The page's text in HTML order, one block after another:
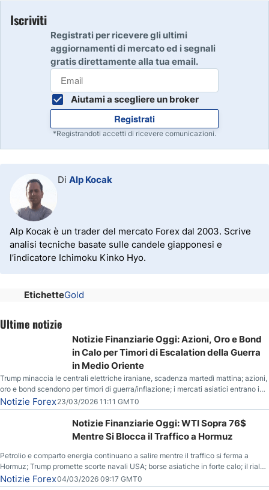
Iscriviti
Registrati per ricevere gli ultimi
aggiornamenti di mercato ed i segnali
gratis direttamente alla tua email.
Aiutami a scegliere un broker
Registrati
*Registrandoti accetti di ricevere comunicazioni.
Di Alp Kocak
Alp Kocak è un trader del mercato Forex dal 2003. Scrive
analisi tecniche basate sulle candele giapponesi e
l’indicatore Ichimoku Kinko Hyo.
EtichetteGold
Ultime notizie
Notizie Finanziarie Oggi: Azioni, Oro e Bond
in Calo per Timori di Escalation della Guerra
in Medio Oriente
Trump minaccia le centrali elettriche iraniane, scadenza martedì mattina; azioni,
oro e bond scendono per timori di guerra/inflazione; i mercati asiatici entrano in
correzione; il petrolio greggio resta stabile.
Notizie Forex23/03/2026 11:11 GMT0
Notizie Finanziarie Oggi: WTI Sopra 76$
Mentre Si Blocca il Traffico a Hormuz
Petrolio e comparto energia continuano a salire mentre il traffico si ferma a
Hormuz; Trump promette scorte navali USA; borse asiatiche in forte calo; il rialzo
del gas naturale mette pressione all’euro.
Notizie Forex04/03/2026 09:17 GMT0